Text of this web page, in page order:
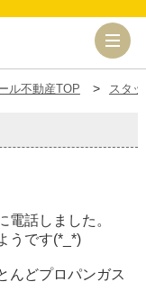
ル不動産TOP スタ
話しました。
うです(*_*)
んどプロパンガス